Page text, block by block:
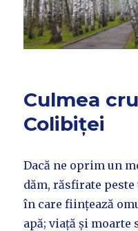
Culmea
Colibiței
Dacă ne oprim un
dăm, răsfirate
în care ființează
apă; viață și